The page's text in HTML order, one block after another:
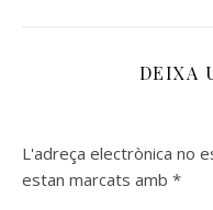
DEIXA
L'adreça electrònica no
estan marcats amb *